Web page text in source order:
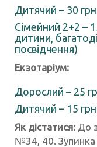
Дитячий – 30 грн
Сімейний 2+2 –
дитини,
посвідчення)
Екзотаріум:
Дорослий – 25
Дитячий – 15 грн
Як дістатися: До
№34, 40. Зупинка